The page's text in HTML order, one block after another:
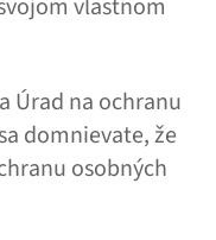
vlastnom
Úrad na ochranu
domnievate, že
osobných